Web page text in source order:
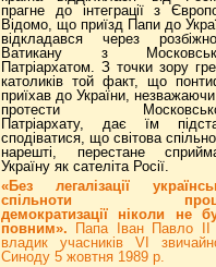
прагне до інтеграції з
Відомо, що приїзд Папи до
відкладався через
Ватикану з
Патріархатом. З точки зору
католиків той факт, що
приїхав до України,
протести
Патріархату, дає їм
сподіватися, що світова
нарешті, перестане
Україну як сателіта Росії.
«Без легалізації
спільноти
демократизації ніколи не
повним».
Папа Іван Павло
владик учасників VI
Синоду 5 жовтня 1989 р.